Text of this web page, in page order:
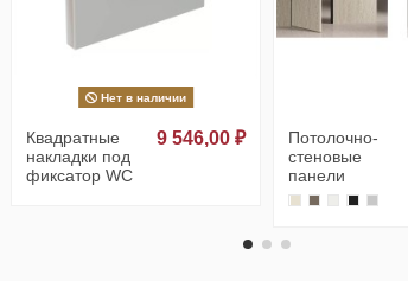
Нет в наличии
Квадратные
накладки под
фиксатор WC
9 546,00 ₽
Потолочно-
стеновые
панели